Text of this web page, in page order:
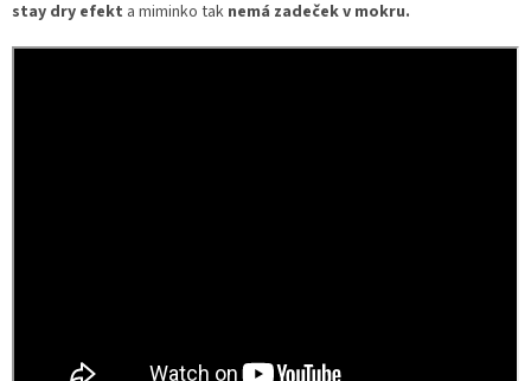
stay dry efekt a miminko tak nemá zadeček v mokru.